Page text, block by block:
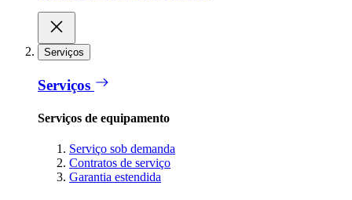
Serviços
Serviços
Serviços de equipamento
Serviço sob demanda
Contratos de serviço
Garantia estendida